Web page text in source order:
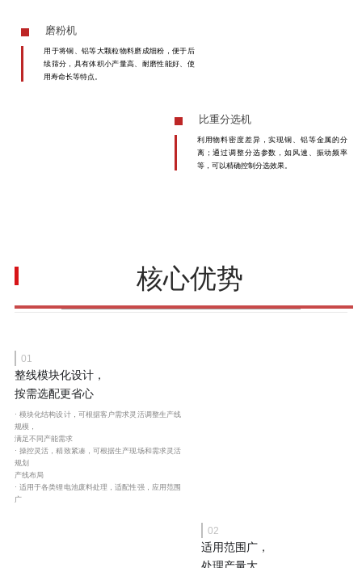
磨粉机
用于将铜、铝等大颗粒物料磨成细粉，便于后
续筛分，具有体积小产量高、耐磨性能好、使
用寿命长等特点。
比重分选机
利用物料密度差异，实现铜、铝等金属的分
离；通过调整分选参数，如风速、振动频率
等，可以精确控制分选效果。
核心优势
01
整线模块化设计，
按需选配更省心
· 模块化结构设计，可根据客户需求灵活调整生产线
规模，
满足不同产能需求
· 操控灵活，精致紧凑，可根据生产现场和需求灵活
规划
产线布局
· 适用于各类锂电池废料处理，适配性强，应用范围
广
02
适用范围广，